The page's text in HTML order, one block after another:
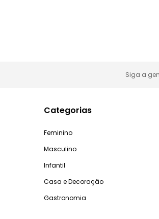
Siga a
Categorias
Feminino
Masculino
Infantil
Casa e Decoração
Gastronomia